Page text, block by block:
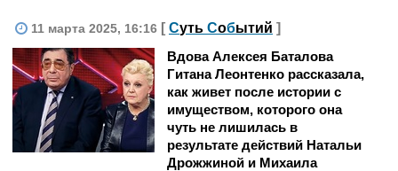
11 марта 2025, 16:16 [ Суть Событий ]
Вдова Алексея Баталова
Гитана Леонтенко рассказала,
как живет после истории с
имуществом, которого она
чуть не лишилась в
результате действий Натальи
Дрожжиной и Михаила